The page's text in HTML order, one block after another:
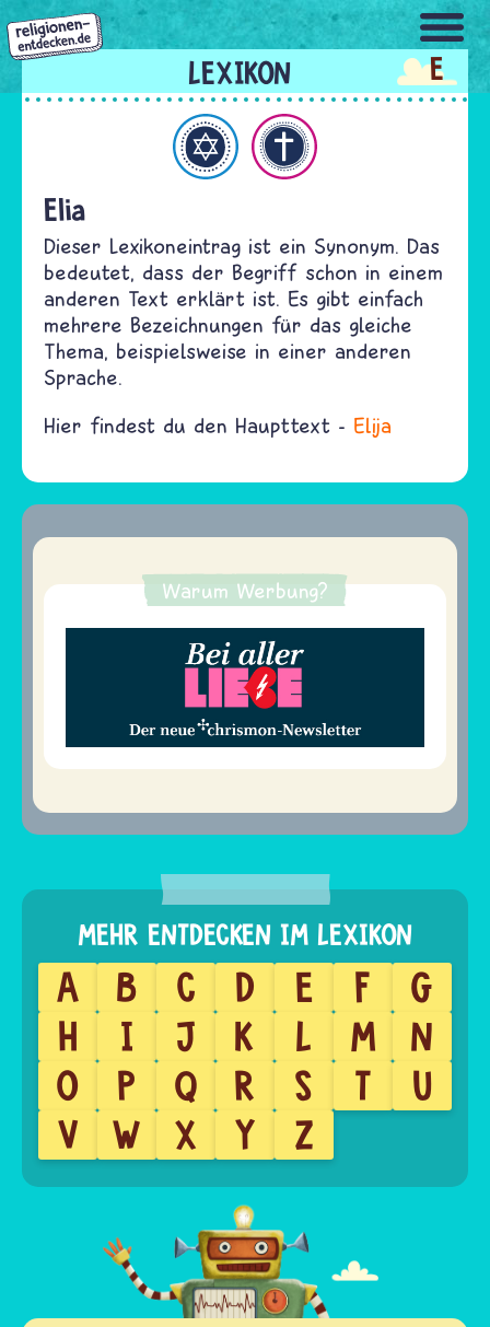
Direkt
zum
Inhalt
E
Christentum
Elia
Dieser Lexikoneintrag ist ein Synonym. Das
bedeutet, dass der Begriff schon in einem
anderen Text erklärt ist. Es gibt einfach
mehrere Bezeichnungen für das gleiche
Thema, beispielsweise in einer anderen
Sprache.
Hier findest du den Haupttext - Elija
Warum Werbung?
A B C D E F
G
H
I J K L M
N
O
P Q R S T
U
V
W X Y Z